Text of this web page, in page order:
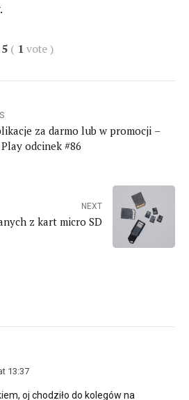
5 ( 1 vote)
za darmo lub w promocji –
odcinek #86
NEXT
z kart micro SD
13:37
oj chodziło do kolegów na